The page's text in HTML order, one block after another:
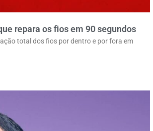
repara os fios em 90 segundos
total dos fios por dentro e por fora em